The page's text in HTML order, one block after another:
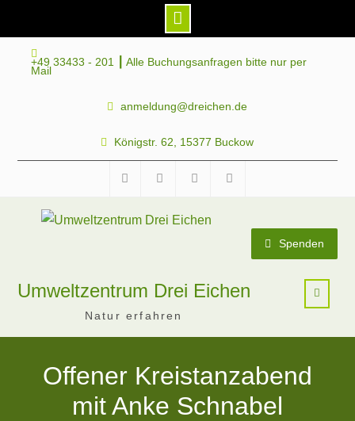
+49 33433 - 201 ┃ Alle Buchungsanfragen bitte nur per
Mail
anmeldung@dreichen.de
Königstr. 62, 15377 Buckow
Spenden
Umweltzentrum Drei Eichen
Natur erfahren
Offener Kreistanzabend
mit Anke Schnabel